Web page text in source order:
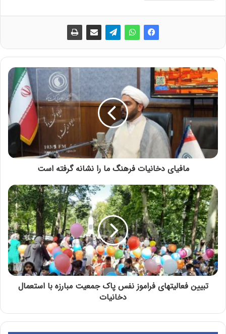
مافیای دخانیات فرهنگ ما را نشانه گرفته است
تبیین فعالیت‏های فراموز نفس پاک جمعیت مبارزه با استعمال
دخانیات